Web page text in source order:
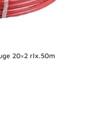
20×2 rlx.50m